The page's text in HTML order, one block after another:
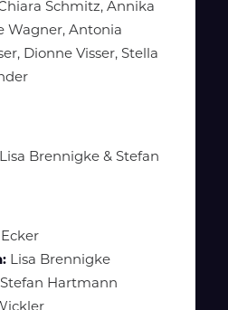
Schmitz, Annika
Wagner, Antonia
Dionne Visser, Stella
Brennigke & Stefan
Lisa Brennigke
Stefan Hartmann